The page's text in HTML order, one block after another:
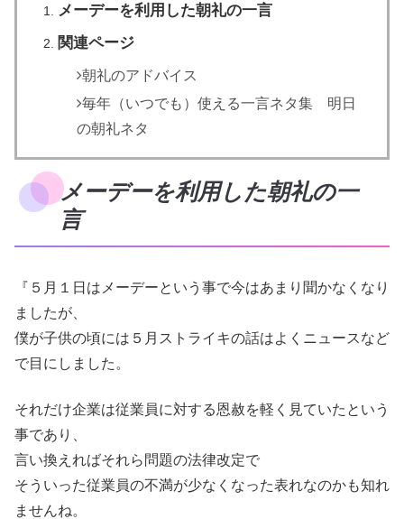
メーデーを利用した朝礼の一言
関連ページ
朝礼のアドバイス
毎年（いつでも）使える一言ネタ集 明日
の朝礼ネタ
メーデーを利用した朝礼の一
言
『５月１日はメーデーという事で今はあまり聞かなくなり
ましたが、
僕が子供の頃には５月ストライキの話はよくニュースなど
で目にしました。
それだけ企業は従業員に対する恩赦を軽く見ていたという
事であり、
言い換えればそれら問題の法律改定で
そういった従業員の不満が少なくなった表れなのかも知れ
ませんね。